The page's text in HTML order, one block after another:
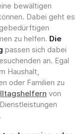
bewältigen
Dabei geht es
zu helfen. Die
passen sich dabei
an. Egal
Haushalt,
oder Familien zu
von